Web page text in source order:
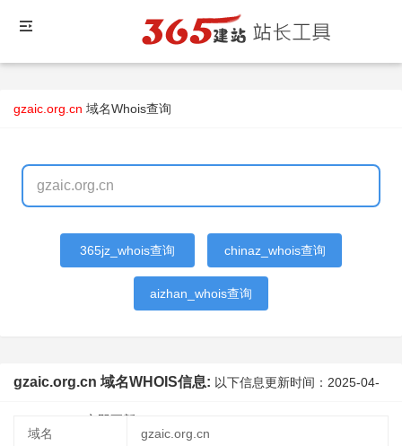
gzaic.org.cn 域名Whois查询
365jz_whois查询 chinaz_whois查询
aizhan_whois查询
gzaic.org.cn 域名WHOIS信息: 以下信息更新时间： 2025-04-
立即更新
域名
gzaic.org.cn